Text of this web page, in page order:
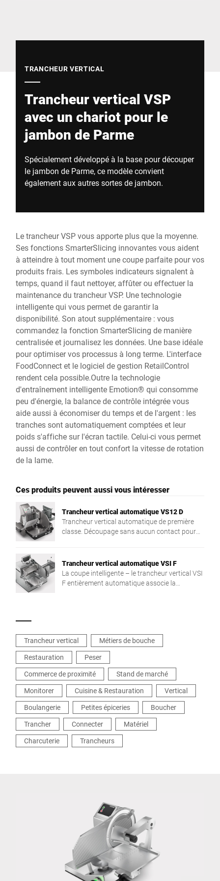
TRANCHEUR VERTICAL
Trancheur vertical VSP
avec un chariot pour le
jambon de Parme
Spécialement développé à la base pour découper
le jambon de Parme, ce modèle convient
également aux autres sortes de jambon.
Le trancheur VSP vous apporte plus que la moyenne.
Ses fonctions SmarterSlicing innovantes vous aident
à atteindre à tout moment une coupe parfaite pour vos
produits frais. Les symboles indicateurs signalent à
temps, quand il faut nettoyer, affûter ou effectuer la
maintenance du trancheur VSP. Une technologie
intelligente qui vous permet de garantir la
disponibilité. Son atout supplémentaire : vous
commandez la fonction SmarterSlicing de manière
centralisée et journalisez les données. Une base idéale
pour optimiser vos processus à long terme. L'interface
FoodConnect et le logiciel de gestion RetailControl
rendent cela possible.Outre la technologie
d'entraînement intelligente Emotion® qui consomme
peu d'énergie, la balance de contrôle intégrée vous
aide aussi à économiser du temps et de l'argent : les
tranches sont automatiquement comptées et leur
poids s'affiche sur l'écran tactile. Celui-ci vous permet
aussi de contrôler en tout confort la vitesse de rotation
de la lame.
Ces produits peuvent aussi vous intéresser
Trancheur vertical automatique VS12 D
Trancheur vertical automatique de première
classe. Découpage sans aucun contact pour
Trancheur vertical automatique VSI F
La coupe intelligente – le trancheur vertical VSI
F entièrement automatique associe la
Trancheur vertical
Métiers de bouche
Restauration
Peser
Commerce de proximité
Stand de marché
Monitorer
Cuisine & Restauration
Vertical
Boulangerie
Petites épiceries
Boucher
Trancher
Connecter
Matériel
Charcuterie
Trancheurs